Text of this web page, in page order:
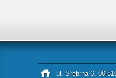
ul. Srebrna 6, 00-